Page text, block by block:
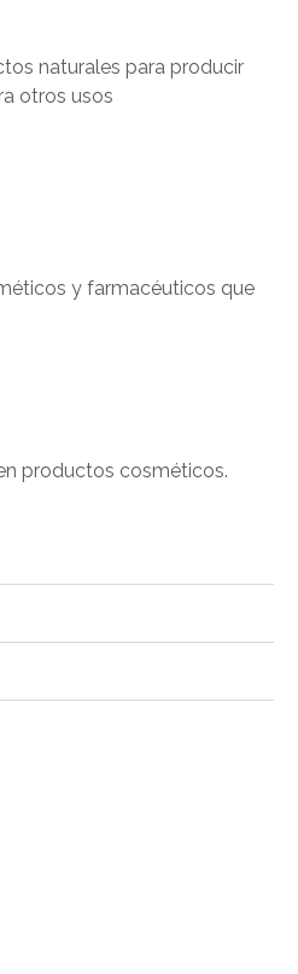
naturales para producir
otros usos
y farmacéuticos que
productos cosméticos.